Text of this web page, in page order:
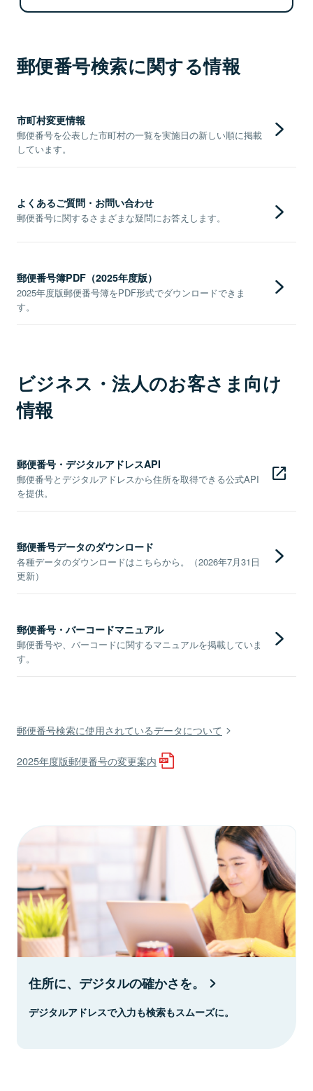
郵便番号検索に関する情報
市町村変更情報
郵便番号を公表した市町村の一覧を実施日の新しい順に掲載
しています。
よくあるご質問・お問い合わせ
郵便番号に関するさまざまな疑問にお答えします。
郵便番号簿PDF（2025年度版）
2025年度版郵便番号簿をPDF形式でダウンロードできま
す。
ビジネス・法人のお客さま向け
情報
郵便番号・デジタルアドレスAPI
郵便番号とデジタルアドレスから住所を取得できる公式API
を提供。
郵便番号データのダウンロード
各種データのダウンロードはこちらから。（2026年7月31日
更新）
郵便番号・バーコードマニュアル
郵便番号や、バーコードに関するマニュアルを掲載していま
す。
郵便番号検索に使用されているデータについて
2025年度版郵便番号の変更案内
住所に、デジタルの確かさを。
デジタルアドレスで入力も検索もスムーズに。